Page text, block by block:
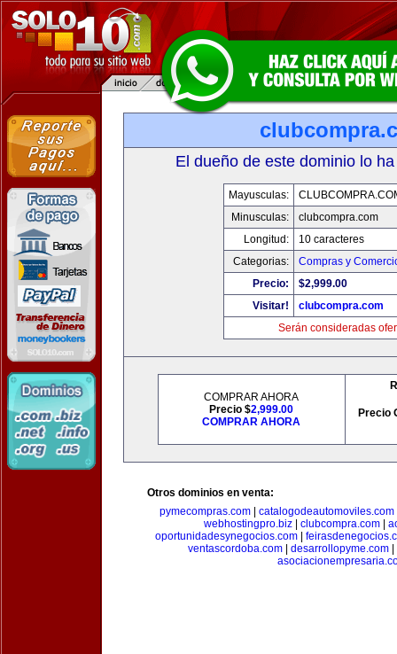
El dueño de este dominio lo
Mayusculas:
Minusculas:
clubcompra.com
Longitud:
10 caracteres
Categorias:
Compras y
Precio:
$2,999.00
Visitar!
clubcompra.com
Serán consideradas
COMPRAR AHORA
Precio $2,999.00
COMPRAR AHORA
Precio
Otros dominios en venta:
pymecompras.com| catalogodeautomoviles.com
webhostingpro.biz| clubcompra.com|
oportunidadesynegocios.com|
ventascordoba.com| desarrollopyme.com|